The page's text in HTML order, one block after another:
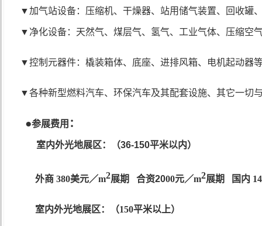
▼加气站设备：压缩机、干燥器、站用储气装置、回收罐
▼ 净化设备：天然气、煤层气、氢气、工业气体、压缩空
▼控制元器件： 橇装箱体、底座、进排风箱、电机起动器
▼各种新型燃料汽车、环保汽车及其配套设施、其它一切
●参展费用 ：
室内外光地展区：（36-150平米以内）
外商 380美元／m2展期 合资2000元／m2展期 国内 14
室内外光地展区：（150平米以上）